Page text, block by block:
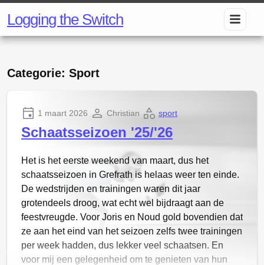
Logging the Switch
Categorie: Sport
1 maart 2026 Christian sport
Schaatsseizoen '25/'26
Het is het eerste weekend van maart, dus het
schaatsseizoen in Grefrath is helaas weer ten einde.
De wedstrijden en trainingen waren dit jaar
grotendeels droog, wat echt wel bijdraagt aan de
feestvreugde. Voor Joris en Noud gold bovendien dat
ze aan het eind van het seizoen zelfs twee trainingen
per week hadden, dus lekker veel schaatsen. En
voor mij een gelegenheid om te genieten van hun